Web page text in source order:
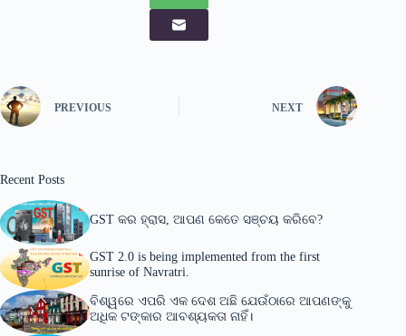
PREVIOUS NEXT
Recent Posts
GST କର ହ୍ରାସ, ଆପଣ କେତେ ସଞ୍ଚୟ କରିବେ?
GST 2.0 is being implemented from the first
sunrise of Navratri.
ବିଶ୍ୱରେ ଏପରି ଏକ ଦେଶ ଅଛି ଯେଉଁଠାରେ ଆପଣଙ୍କୁ
ଅଧିକ ଟଙ୍କାର ଆବଶ୍ୟକତା ନାହିଁ।